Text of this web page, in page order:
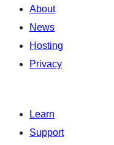
About
News
Hosting
Privacy
Learn
Support